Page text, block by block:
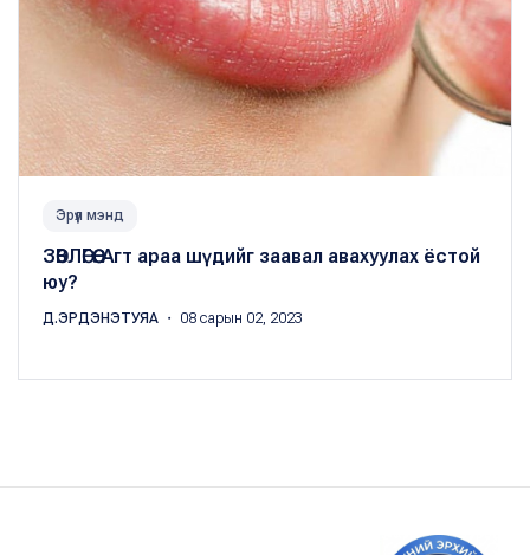
Эрүүл мэнд
ЗӨВЛӨГӨӨ: Агт араа шүдийг заавал авахуулах ёстой
юу?
Д.ЭРДЭНЭТУЯА ・ 08 сарын 02, 2023